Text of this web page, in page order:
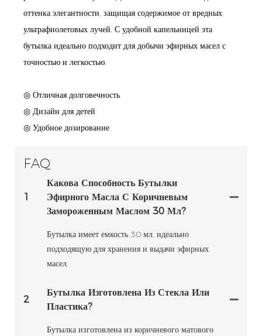
оттенка элегантности, защищая содержимое от вредных
ультрафиолетовых лучей. С удобной капельницей эта
бутылка идеально подходит для добычи эфирных масел с
точностью и легкостью.
◎ Отличная долговечность
◎ Дизайн для детей
◎ Удобное дозирование
FAQ
1
Какова Способность Бутылки
Эфирного Масла С Коричневым
Замороженным Маслом 30 Мл?
Бутылка имеет емкость 30 мл, идеально
подходящую для хранения и выдачи эфирных
масел.
2
Бутылка Изготовлена ​​из Стекла Или
Пластика?
Бутылка изготовлена ​​из коричневого матового